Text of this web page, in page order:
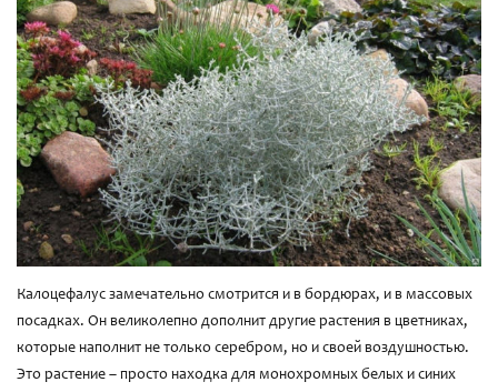
Калоцефалус замечательно смотрится и в бордюрах, и в массовых
посадках. Он великолепно дополнит другие растения в цветниках,
которые наполнит не только серебром, но и своей воздушностью.
Это растение – просто находка для монохромных белых и синих